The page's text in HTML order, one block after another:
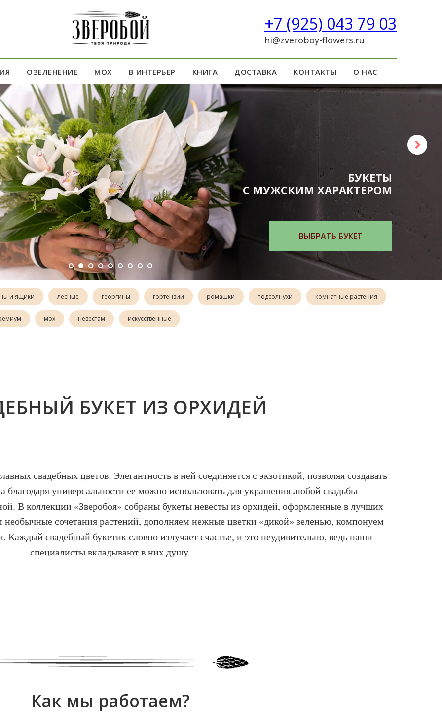
+7 (925) 043 79 03
hi@zveroboy-flowers.ru
ОЗЕЛЕНЕНИЕ МОХ В ИНТЕРЬЕР КНИГА ДОСТАВКА КОНТАКТЫ О НАС
БУКЕТЫ
С МУЖСКИМ ХАРАКТЕРОМ
ВЫБРАТЬ БУКЕТ
и ящики лесные георгины гортензии ромашки подсолнухи комнатные растения
мох невестам искусственные
КАЖДОМУ БУКЕТУ И ВЕНКУ НЕВЕСТЫ БУТОНЬЕРКА В ПОДАРОК!
БУКЕТ ИЗ ОРХИДЕЙ
свадебных цветов. Элегантность в ней соединяется с экзотикой, позволяя создавать
универсальности ее можно использовать для украшения любой свадьбы —
В коллекции «Зверобоя» собраны букеты невесты из орхидей, оформленные в лучших
сочетания растений, дополняем нежные цветки «дикой» зеленью, компонуем
свадебный букетик словно излучает счастье, и это неудивительно, ведь наши
специалисты вкладывают в них душу.
Как мы работаем?